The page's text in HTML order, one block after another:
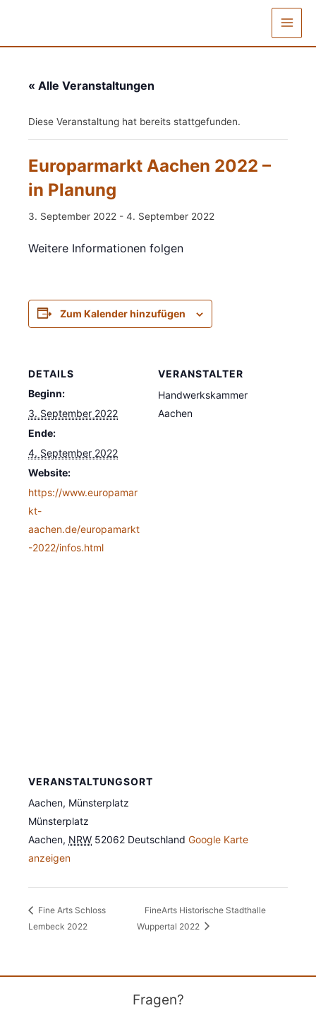
Main
« Alle Veranstaltungen
Diese Veranstaltung hat bereits stattgefunden.
Europarmarkt Aachen 2022 –
in Planung
3. September 2022 - 4. September 2022
Weitere Informationen folgen
Zum Kalender hinzufügen
DETAILS
Beginn:
3. September 2022
Ende:
4. September 2022
Website:
https://www.europamar
kt-
aachen.de/europamarkt
-2022/infos.html
VERANSTALTER
Handwerkskammer
Aachen
VERANSTALTUNGSORT
Aachen, Münsterplatz
Münsterplatz
Aachen, NRW 52062 Deutschland Google Karte
anzeigen
Fine Arts Schloss
Lembeck 2022
FineArts Historische Stadthalle
Wuppertal 2022
Fragen?